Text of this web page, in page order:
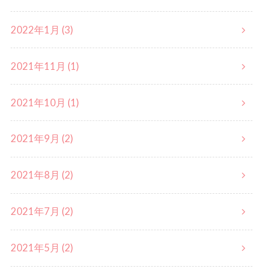
2022年1月 (3)
2021年11月 (1)
2021年10月 (1)
2021年9月 (2)
2021年8月 (2)
2021年7月 (2)
2021年5月 (2)